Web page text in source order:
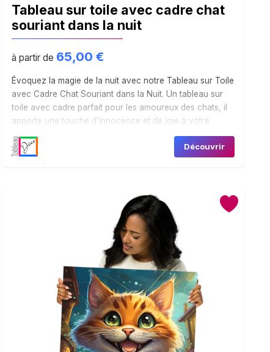
Tableau sur toile avec cadre chat
souriant dans la nuit
à partir de 65,00 €
Évoquez la magie de la nuit avec notre Tableau sur Toile
avec Cadre Chat Souriant dans la Nuit. Un tableau sur
toile avec cadre parfait pour les amoureux des chats, il
apporte une touche d’innocence et de joie à votre
décoration intérieure.
Découvrir